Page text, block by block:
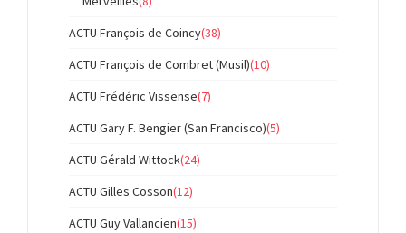
ACTU François de Coincy(38)
ACTU François de Combret (Musil)(10)
ACTU Frédéric Vissense(7)
ACTU Gary F. Bengier (San Francisco)(5)
ACTU Gérald Wittock(24)
ACTU Gilles Cosson(12)
ACTU Guy Vallancien(15)